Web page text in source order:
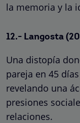
la memoria y la
12.- Langosta
Una distopía
pareja en 45
revelando una
presiones
relaciones.